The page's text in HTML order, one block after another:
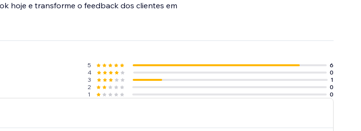
hoje e transforme o feedback dos clientes em
5
6
4
0
3
1
2
0
1
0